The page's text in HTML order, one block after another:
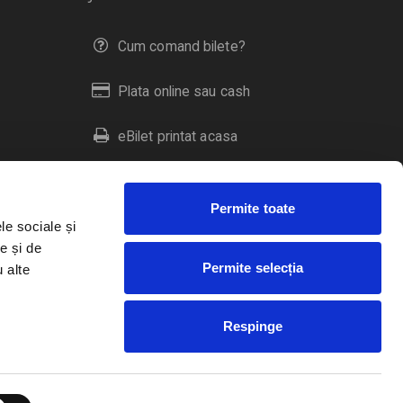
sociale și
și de
alte
Permite toate
Permite selecția
Respinge
Cum comand bilete?
Plata online sau cash
eBilet printat acasa
Livrare prin curier
Duplicare bilete